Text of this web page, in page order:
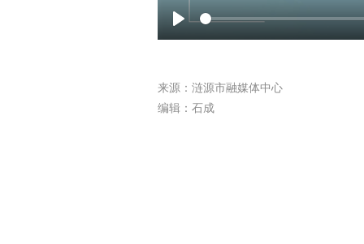
Play
来源：涟源市融媒体中心
编辑：石成